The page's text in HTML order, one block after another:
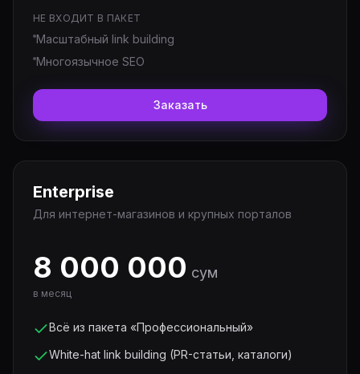
НЕ ВХОДИТ В ПАКЕТ
Масштабный link building
Многоязычное SEO
Заказать
Enterprise
Для интернет-магазинов и крупных порталов
8 000 000 сум
в месяц
Всё из пакета «Профессиональный»
White-hat link building (PR-статьи, каталоги)